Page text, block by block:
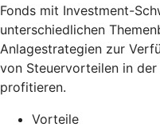
Fonds mit Investment-
unterschiedlichen
Anlagestrategien zur
von Steuervorteilen in
profitieren.
Vorteile